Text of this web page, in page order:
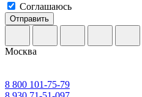
Соглашаюсь
Отправить
Москва
8 800 101-75-79